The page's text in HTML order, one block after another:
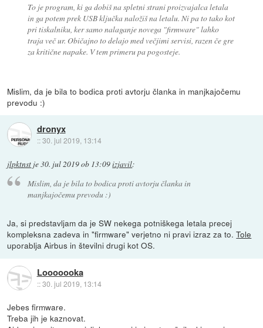
To je program, ki ga dobiš na spletni strani proizvajalca letala
in ga potem prek USB ključka naložiš na letalu. Ni pa to tako kot
pri tiskalniku, ker samo nalaganje novega "firmware" lahko
traja več ur. Običajno to delajo med večjimi servisi, razen če gre
za kritične napake. V tem primeru pa pogosteje.
Mislim, da je bila to bodica proti avtorju članka in manjkajočemu
prevodu :)
dronyx
::30. jul 2019, 13:14
jlpktnst je30. jul 2019 ob 13:09izjavil:
Mislim, da je bila to bodica proti avtorju članka in
manjkajočemu prevodu :)
Ja, si predstavljam da je SW nekega potniškega letala precej
kompleksna zadeva in "firmware" verjetno ni pravi izraz za to.Tole
uporablja Airbus in številni drugi kot OS.
Looooooka
::30. jul 2019, 13:14
Jebes firmware.
Treba jih je kaznovat.